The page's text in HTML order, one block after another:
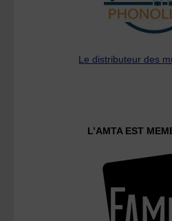
Le distributeur des
L’AMTA EST